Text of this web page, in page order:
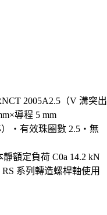
2005A2.5（V 溝突出
導程 5 mm
・有效珠圈數 2.5・無
額定負荷 C0a 14.2 kN
系列轉造螺桿軸使用